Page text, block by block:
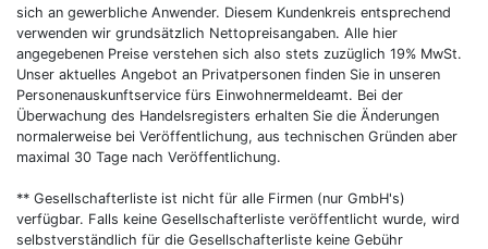
sich an gewerbliche Anwender. Diesem Kundenkreis entsprechend
verwenden wir grundsätzlich Nettopreisangaben. Alle hier
angegebenen Preise verstehen sich also stets zuzüglich 19% MwSt.
Unser aktuelles Angebot an Privatpersonen finden Sie in unseren
Personenauskunftservice fürs Einwohnermeldeamt. Bei der
Überwachung des Handelsregisters erhalten Sie die Änderungen
normalerweise bei Veröffentlichung, aus technischen Gründen aber
maximal 30 Tage nach Veröffentlichung.
** Gesellschafterliste ist nicht für alle Firmen (nur GmbH's)
verfügbar. Falls keine Gesellschafterliste veröffentlicht wurde, wird
selbstverständlich für die Gesellschafterliste keine Gebühr